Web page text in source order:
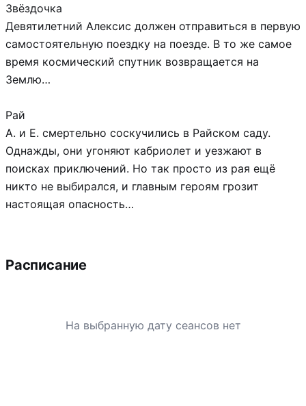
Звёздочка
Девятилетний Алексис должен отправиться в первую
самостоятельную поездку на поезде. В то же самое
время космический спутник возвращается на
Землю…
Рай
А. и Е. смертельно соскучились в Райском саду.
Однажды, они угоняют кабриолет и уезжают в
поисках приключений. Но так просто из рая ещё
никто не выбирался, и главным героям грозит
настоящая опасность…
Расписание
На выбранную дату сеансов нет